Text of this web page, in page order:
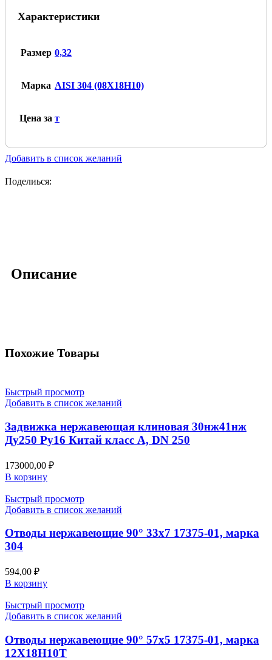
AISI
Характеристики
Размер 0,32
Марка AISI 304 (08Х18Н10)
Цена за т
Добавить в список желаний
Поделиься:
Описание
Похожие Товары
Быстрый просмотр
Добавить в список желаний
Задвижка нержавеющая клиновая 30нж41нж
Ду250 Ру16 Китай класс А, DN 250
173000,00 ₽
В корзину
Быстрый просмотр
Добавить в список желаний
Отводы нержавеющие 90° 33х7 17375-01, марка
304
594,00 ₽
В корзину
Быстрый просмотр
Добавить в список желаний
Отводы нержавеющие 90° 57х5 17375-01, марка
12Х18Н10Т